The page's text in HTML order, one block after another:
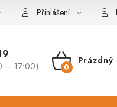
Zásady použivání
Přihlášení
– 17:00)
NÁKUPNÍ
Prázdný